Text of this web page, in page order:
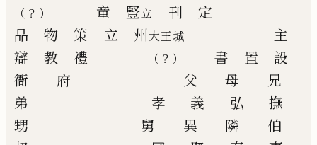
（ ？ ） 童 豎立 刊
定
品
物 策 立 州大王城
主
辯
教 禮 （ ？ ） 書 置
設
衙
府 父 母
兄
弟
孝 義 弘
撫
甥
舅 異
隣 伯